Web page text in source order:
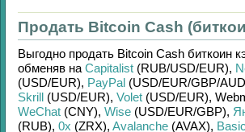
Продать Bitcoin Cash
Выгодно продать Bitcoin Cash биткоин
обменяв на Capitalist (RUB/USD/EUR),
(USD/EUR), PayPal (USD/EUR/GBP/
Skrill (USD/EUR), Volet (USD/EUR),
WeChat (CNY), Wise (USD/EUR/GBP),
(RUB), 0x (ZRX), Avalanche (AVAX),